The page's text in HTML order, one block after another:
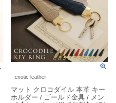
exotic leather
マット クロコダイル 本革 キー
ホルダー / ゴールド金具 / メン